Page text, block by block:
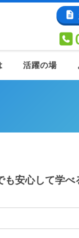
活躍の場
も安心して学べ